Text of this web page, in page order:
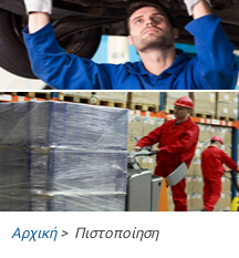
Αρχική> Πιστοποίηση